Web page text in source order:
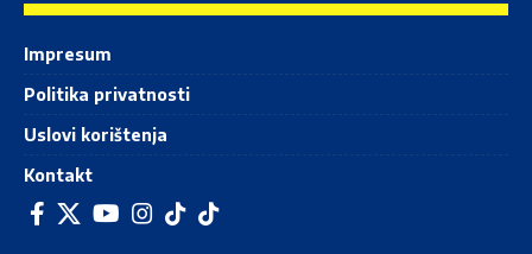
Impresum
Politika privatnosti
Uslovi korištenja
Kontakt